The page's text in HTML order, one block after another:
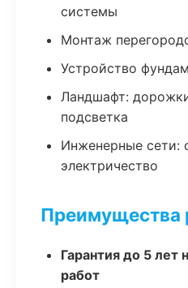
системы
Монтаж
Устройство
Ландшафт:
подсветка
Инженерные сети:
электричество
Преимущества
Гарантия до 5 лет
работ